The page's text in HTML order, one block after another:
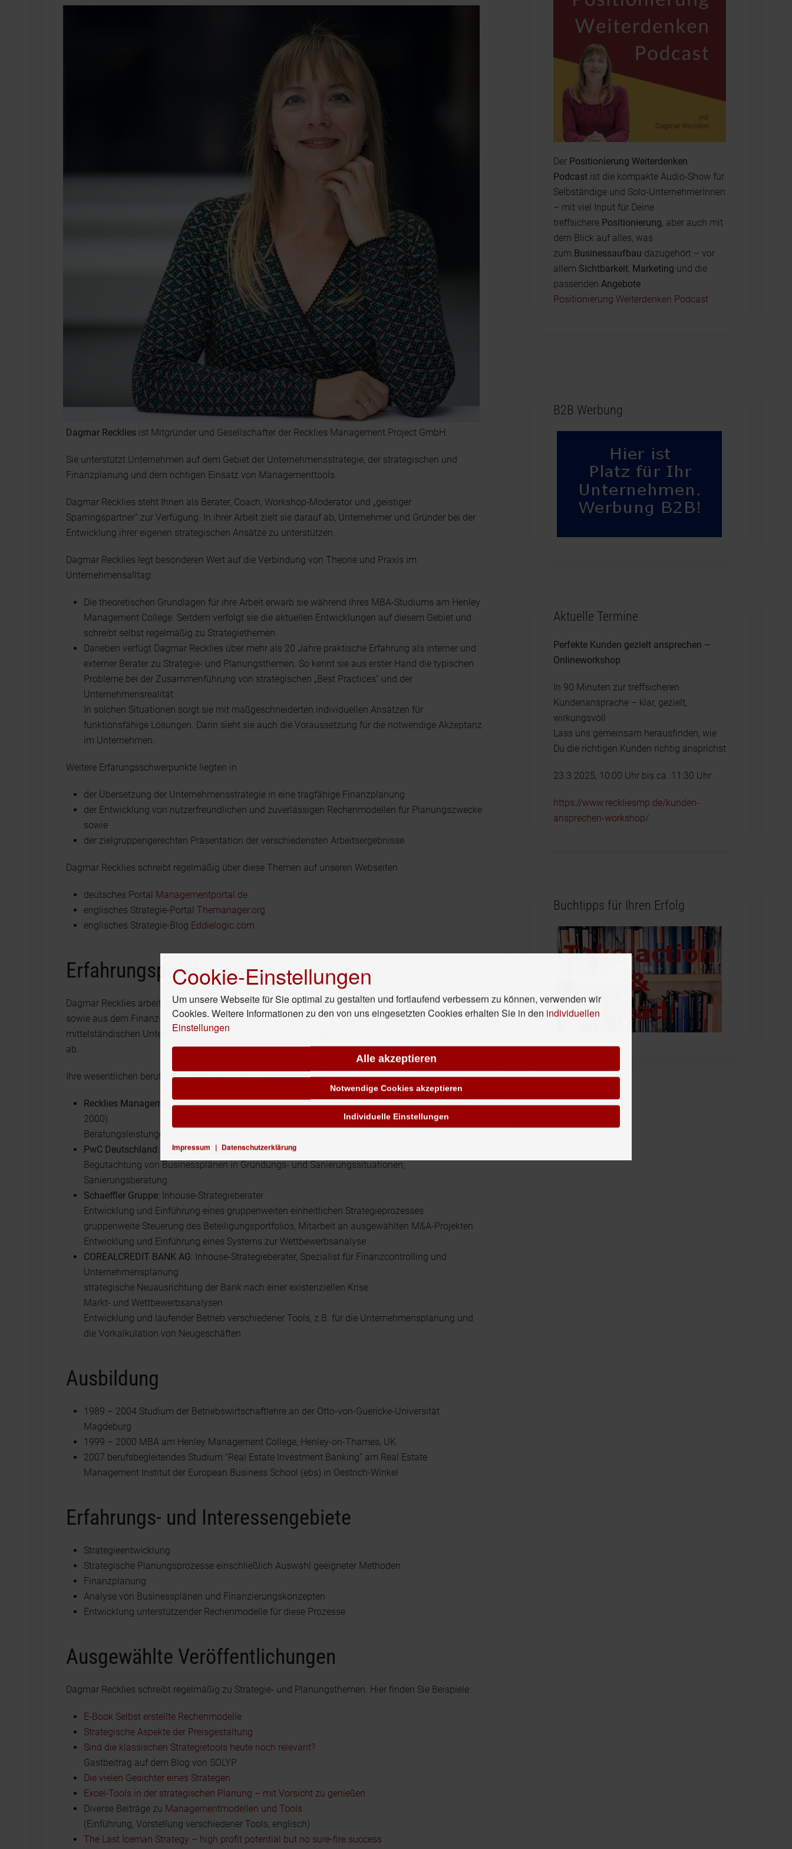
Dagmar Recklies ist Mitgründer und Gesellschafter der Recklies Management Project GmbH.
Sie unterstützt Unternehmen auf dem Gebiet der Unternehmensstrategie, der strategischen und
Finanzplanung und dem richtigen Einsatz von Managementtools.
Dagmar Recklies steht Ihnen als Berater, Coach, Workshop-Moderator und „geistiger
Sparringspartner“ zur Verfügung. In ihrer Arbeit zielt sie darauf ab, Unternehmer und Gründer bei der
Entwicklung ihrer eigenen strategischen Ansätze zu unterstützen.
Dagmar Recklies legt besonderen Wert auf die Verbindung von Theorie und Praxis im
Unternehmensalltag:
Die theoretischen Grundlagen für ihre Arbeit erwarb sie während ihres MBA-Studiums am Henley
Management College. Seitdem verfolgt sie die aktuellen Entwicklungen auf diesem Gebiet und
schreibt selbst regelmäßig zu Strategiethemen.
Daneben verfügt Dagmar Recklies über mehr als 20 Jahre praktische Erfahrung als interner und
externer Berater zu Strategie- und Planungsthemen. So kennt sie aus erster Hand die typischen
Probleme bei der Zusammenführung von strategischen „Best Practices“ und der
Unternehmensrealität.
In solchen Situationen sorgt sie mit maßgeschneiderten individuellen Ansätzen für
funktionsfähige Lösungen. Darin sieht sie auch die Voraussetzung für die notwendige Akzeptanz
im Unternehmen.
Weitere Erfarungsschwerpunkte liegten in
der Übersetzung der Unternehmensstrategie in eine tragfähige Finanzplanung
der Entwicklung von nutzerfreundlichen und zuverlässigen Rechenmodellen für Planungszwecke
sowie
der zielgruppengerechten Präsentation der verschiedensten Arbeitsergebnisse
Dagmar Recklies schreibt regelmäßig über diese Themen auf unseren Webseiten
deutsches Portal Managementportal.de
englisches Strategie-Portal Themanager.org
englisches Strategie-Blog Eddielogic.com
Erfahrungsprofil
Dagmar Recklies arbeitet seit mehr als 20 Jahren mit Unternehmen der produzierenden Wirtschaft
sowie aus dem Finanz- und Dienstleistungssektor zusammen. Ihr Fokus liegt dabei auf
mittelständischen Unternehmen. Dazu runden fünf Jahre Tätigkeit für einen Global Player ihr Profil
ab.
Ihre wesentlichen beruflichen Stationen waren:
Recklies Management Project GmbH:Mitgründer und geschäftsführender Gesellschafter (seit
2000)
Beratungsleistungen und Webprojekte
PwC Deutschland: Senior Consultant
Begutachtung von Businessplänen in Gründungs- und Sanierungssituationen;
Sanierungsberatung
Schaeffler Gruppe: Inhouse-Strategieberater
Entwicklung und Einführung eines gruppenweiten einheitlichen Strategieprozesses
gruppenweite Steuerung des Beteiligungsportfolios, Mitarbeit an ausgewählten M&A-Projekten
Entwicklung und Einführung eines Systems zur Wettbewerbsanalyse
COREALCREDIT BANK AG: Inhouse-Strategieberater, Spezialist für Finanzcontrolling und
Unternehmensplanung
strategische Neuausrichtung der Bank nach einer existenziellen Krise
Markt- und Wettbewerbsanalysen
Entwicklung und laufender Betrieb verschiedener Tools, z.B. für die Unternehmensplanung und
die Vorkalkulation von Neugeschäften
Ausbildung
1989 – 2004 Studium der Betriebswirtschaftlehre an der Otto-von-Guericke-Universität
Magdeburg
1999 – 2000 MBA am Henley Management College, Henley-on-Thames, UK
2007 berufsbegleitendes Studium “Real Estate Investment Banking” am Real Estate
Management Institut der European Business School (ebs) in Oestrich-Winkel
Erfahrungs- und Interessengebiete
Strategieentwicklung
Strategische Planungsprozesse einschließlich Auswahl geeigneter Methoden
Finanzplanung
Analyse von Businessplänen und Finanzierungskonzepten
Entwicklung unterstützender Rechenmodelle für diese Prozesse
Ausgewählte Veröffentlichungen
Dagmar Recklies schreibt regelmäßig zu Strategie- und Planungsthemen. Hier finden Sie Beispiele:
E-Book Selbst erstellte Rechenmodelle
Strategische Aspekte der Preisgestaltung
Sind die klassischen Strategietools heute noch relevant?
Gastbeitrag auf dem Blog von SOLYP
Die vielen Gesichter eines Strategen
Excel-Tools in der strategischen Planung – mit Vorsicht zu genießen
Diverse Beiträge zu Managementmodellen und Tools
(Einführung, Vorstellung verschiedener Tools, englisch)
The Last Iceman Strategy – high profit potential but no sure-fire success
Der Positionierung Weiterdenken
Podcastist die kompakte Audio-Show für
Selbständige und Solo-UnternehmerInnen
– mit viel Input für Deine
treffsichere Positionierung, aber auch mit
dem Blick auf alles, was
zum Businessaufbau dazugehört – vor
allem Sichtbarkeit, Marketing und die
passenden Angebote
Positionierung Weiterdenken Podcast
B2B Werbung
Aktuelle Termine
Perfekte Kunden gezielt ansprechen –
Onlineworkshop
In 90 Minuten zur treffsicheren
Kundenansprache – klar, gezielt,
wirkungsvoll
Lass uns gemeinsam herausfinden, wie
Du die richtigen Kunden richtig ansprichst
23.3.2025, 10:00 Uhr bis ca. 11:30 Uhr
https://www.reckliesmp.de/kunden-
ansprechen-workshop/
Buchtipps für Ihren Erfolg
Cookie-Einstellungen
Um unsere Webseite für Sie optimal zu gestalten und fortlaufend verbessern zu können, verwenden wir
Cookies. Weitere Informationen zu den von uns eingesetzten Cookies erhalten Sie in den individuellen
Einstellungen
Alle akzeptieren
Notwendige Cookies akzeptieren
Impressum | Datenschutzerklärung
Individuelle Einstellungen